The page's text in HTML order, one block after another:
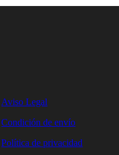
Aviso Legal
Condición de envío
Política de privacidad